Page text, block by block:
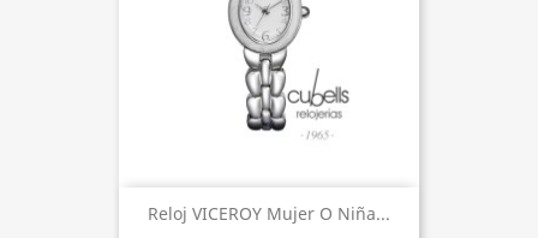
Reloj VICEROY Mujer O Niña...